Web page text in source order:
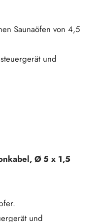
Saunaöfen von 4,5
und
Ø 5 x 1,5
und